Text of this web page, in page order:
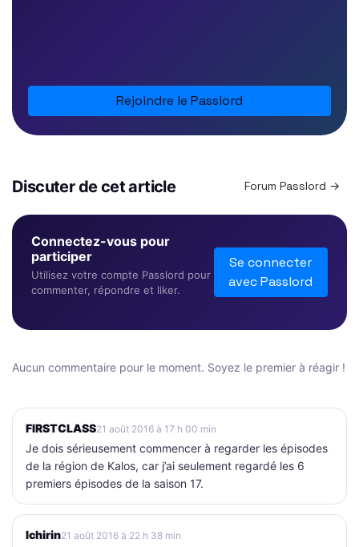
Rejoindre le Passlord
Discuter de cet article Forum Passlord →
Connectez-vous pour
participer
Utilisez votre compte Passlord pour
commenter, répondre et liker.
Se connecter
avec Passlord
Aucun commentaire pour le moment. Soyez le premier à réagir !
FIRSTCLASS21 août 2016 à 17 h 00 min
Je dois sérieusement commencer à regarder les épisodes
de la région de Kalos, car j’ai seulement regardé les 6
premiers épisodes de la saison 17.
Ichirin21 août 2016 à 22 h 38 min